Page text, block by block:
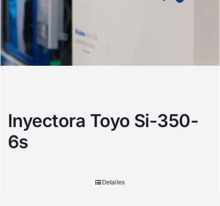
Inyectora Toyo Si-350-
6s
Detalles